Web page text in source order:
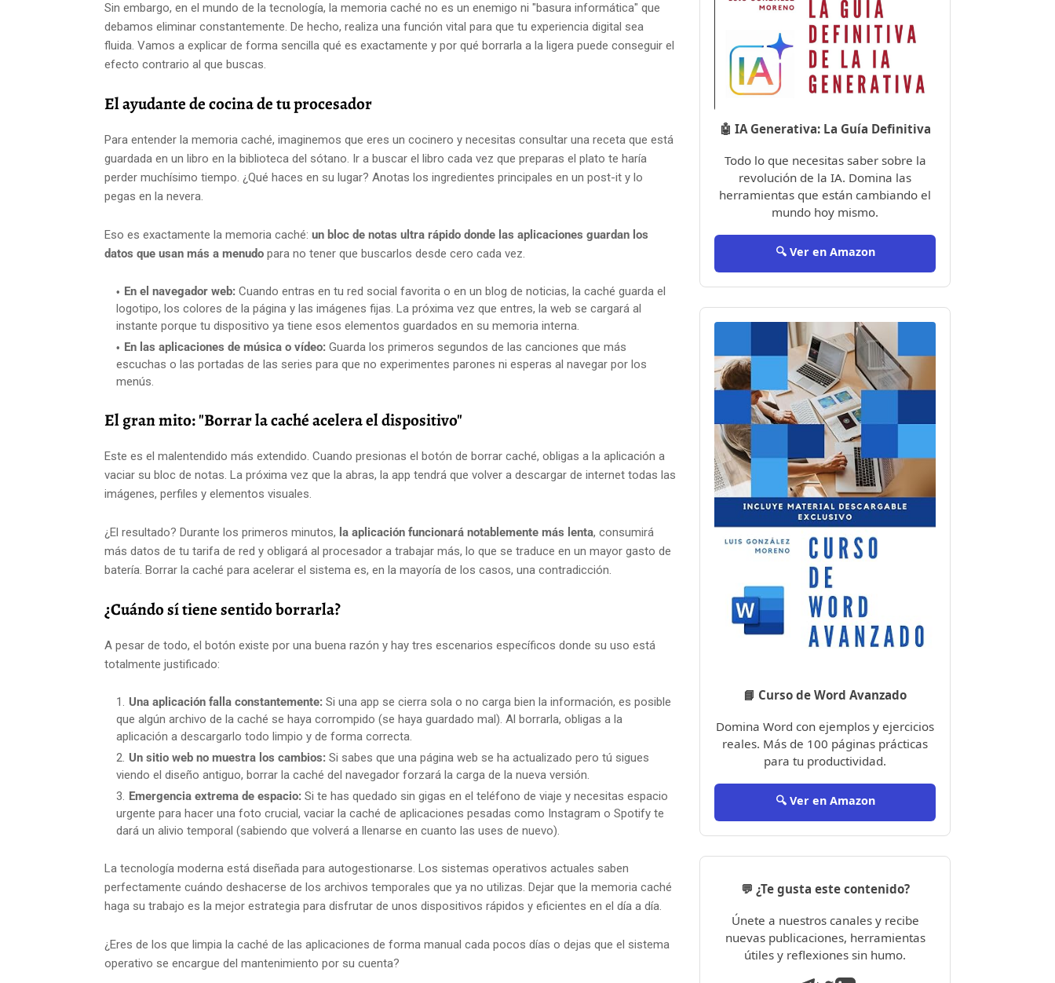
Sin embargo, en el mundo de la tecnología, la memoria caché no es un enemigo ni "basura informática" que
debamos eliminar constantemente. De hecho, realiza una función vital para que tu experiencia digital sea
fluida. Vamos a explicar de forma sencilla qué es exactamente y por qué borrarla a la ligera puede conseguir el
efecto contrario al que buscas.
El ayudante de cocina de tu procesador
Para entender la memoria caché, imaginemos que eres un cocinero y necesitas consultar una receta que está
guardada en un libro en la biblioteca del sótano. Ir a buscar el libro cada vez que preparas el plato te haría
perder muchísimo tiempo. ¿Qué haces en su lugar? Anotas los ingredientes principales en un post-it y lo
pegas en la nevera.
Eso es exactamente la memoria caché: un bloc de notas ultra rápido donde las aplicaciones guardan los
datos que usan más a menudo para no tener que buscarlos desde cero cada vez.
En el navegador web: Cuando entras en tu red social favorita o en un blog de noticias, la caché guarda el
logotipo, los colores de la página y las imágenes fijas. La próxima vez que entres, la web se cargará al
instante porque tu dispositivo ya tiene esos elementos guardados en su memoria interna.
En las aplicaciones de música o vídeo: Guarda los primeros segundos de las canciones que más
escuchas o las portadas de las series para que no experimentes parones ni esperas al navegar por los
menús.
El gran mito: "Borrar la caché acelera el dispositivo"
Este es el malentendido más extendido. Cuando presionas el botón de borrar caché, obligas a la aplicación a
vaciar su bloc de notas. La próxima vez que la abras, la app tendrá que volver a descargar de internet todas las
imágenes, perfiles y elementos visuales.
¿El resultado? Durante los primeros minutos, la aplicación funcionará notablemente más lenta, consumirá
más datos de tu tarifa de red y obligará al procesador a trabajar más, lo que se traduce en un mayor gasto de
batería. Borrar la caché para acelerar el sistema es, en la mayoría de los casos, una contradicción.
¿Cuándo sí tiene sentido borrarla?
A pesar de todo, el botón existe por una buena razón y hay tres escenarios específicos donde su uso está
totalmente justificado:
Una aplicación falla constantemente: Si una app se cierra sola o no carga bien la información, es posible
que algún archivo de la caché se haya corrompido (se haya guardado mal). Al borrarla, obligas a la
aplicación a descargarlo todo limpio y de forma correcta.
Un sitio web no muestra los cambios: Si sabes que una página web se ha actualizado pero tú sigues
viendo el diseño antiguo, borrar la caché del navegador forzará la carga de la nueva versión.
Emergencia extrema de espacio: Si te has quedado sin gigas en el teléfono de viaje y necesitas espacio
urgente para hacer una foto crucial, vaciar la caché de aplicaciones pesadas como Instagram o Spotify te
dará un alivio temporal (sabiendo que volverá a llenarse en cuanto las uses de nuevo).
La tecnología moderna está diseñada para autogestionarse. Los sistemas operativos actuales saben
perfectamente cuándo deshacerse de los archivos temporales que ya no utilizas. Dejar que la memoria caché
haga su trabajo es la mejor estrategia para disfrutar de unos dispositivos rápidos y eficientes en el día a día.
¿Eres de los que limpia la caché de las aplicaciones de forma manual cada pocos días o dejas que el sistema
operativo se encargue del mantenimiento por su cuenta?
🤖 IA Generativa: La Guía Definitiva
Todo lo que necesitas saber sobre la
revolución de la IA. Domina las
herramientas que están cambiando el
mundo hoy mismo.
🔍 Ver en Amazon
📘 Curso de Word Avanzado
Domina Word con ejemplos y ejercicios
reales. Más de 100 páginas prácticas
para tu productividad.
🔍 Ver en Amazon
💬 ¿Te gusta este contenido?
Únete a nuestros canales y recibe
nuevas publicaciones, herramientas
útiles y reflexiones sin humo.